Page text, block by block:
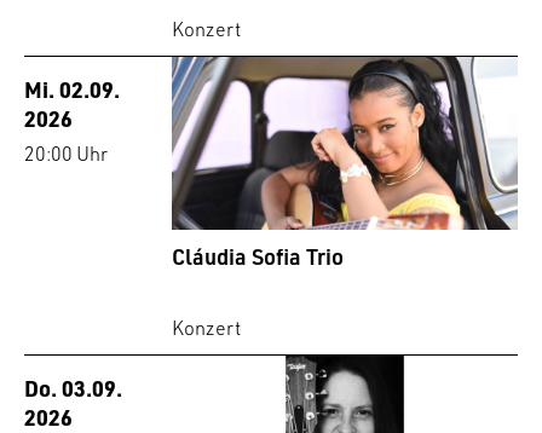
Konzert
Mi. 02.09.
2026
20:00 Uhr
Cláudia Sofia Trio
Konzert
Do. 03.09.
2026